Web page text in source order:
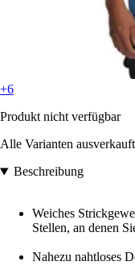
+6
Produkt nicht verfügbar
Alle Varianten ausverkauft
Beschreibung
Weiches
Stellen, an denen
Nahezu nahtloses